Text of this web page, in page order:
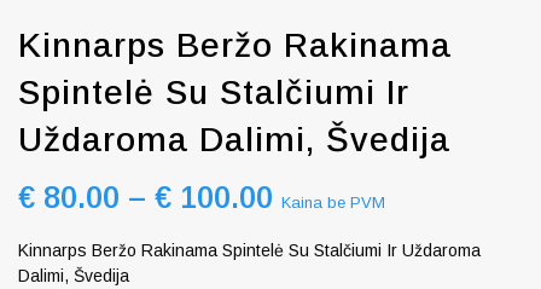
Kinnarps Beržo Rakinama
Spintelė Su Stalčiumi Ir
Uždaroma Dalimi, Švedija
€ 80.00 – € 100.00 Kaina be PVM
Kinnarps Beržo Rakinama Spintelė Su Stalčiumi Ir Uždaroma
Dalimi, Švedija